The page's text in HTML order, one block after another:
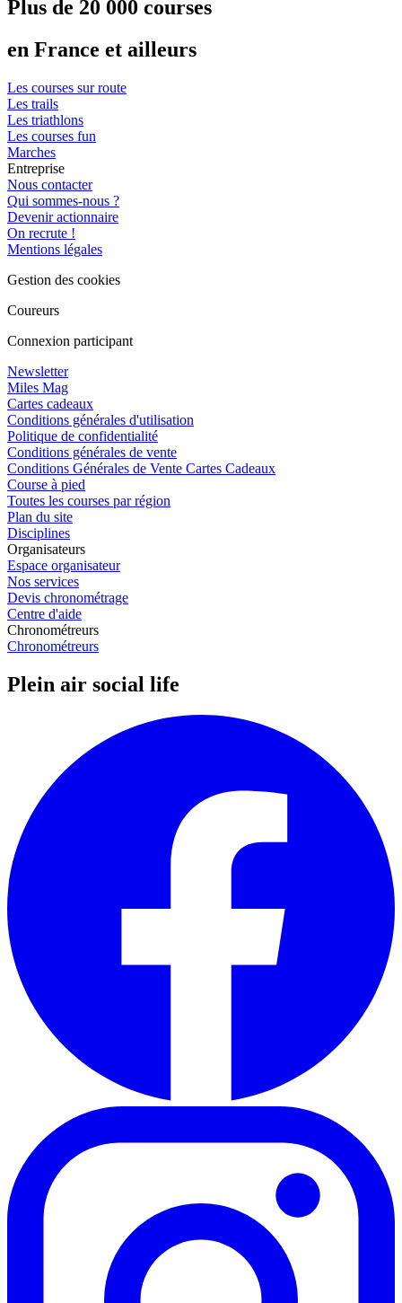
Plus de 20 000 courses
en France et ailleurs
Les courses sur route
Les trails
Les triathlons
Les courses fun
Marches
Entreprise
Nous contacter
Qui sommes-nous ?
Devenir actionnaire
On recrute !
Mentions légales
Gestion des cookies
Coureurs
Connexion participant
Newsletter
Miles Mag
Cartes cadeaux
Conditions générales d'utilisation
Politique de confidentialité
Conditions générales de vente
Conditions Générales de Vente Cartes Cadeaux
Course à pied
Toutes les courses par région
Plan du site
Disciplines
Organisateurs
Espace organisateur
Nos services
Devis chronométrage
Centre d'aide
Chronométreurs
Chronométreurs
Plein air social life